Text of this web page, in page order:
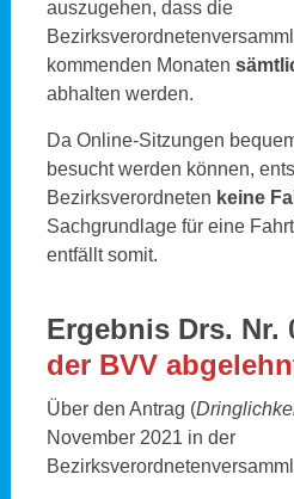
auszugehen, dass die
kommenden Monaten
abhalten werden.
Da Online-Sitzungen
besucht werden können,
Bezirksverordneten keine
Sachgrundlage für eine
entfällt somit.
Ergebnis Drs. Nr.
der BVV
Über den Antrag (
November 2021 in der